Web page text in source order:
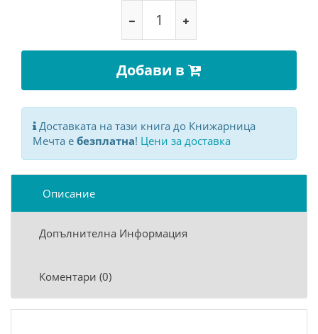
Добави в
Доставката на тази книга до Книжарница
Мечта е безплатна! Цени за доставка
Описание
Допълнителна Информация
Коментари (0)